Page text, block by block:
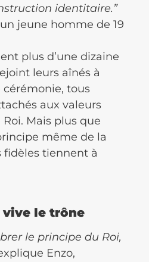
identitaire.”
jeune homme de 19
plus d’une dizaine
leurs aînés à
cérémonie, tous
aux valeurs
Mais plus que
même de la
fidèles tiennent à
vive le trône
le principe du Roi,
Enzo,